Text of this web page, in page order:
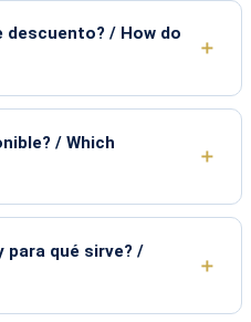
descuento? / How do
/ Which
para qué sirve? /